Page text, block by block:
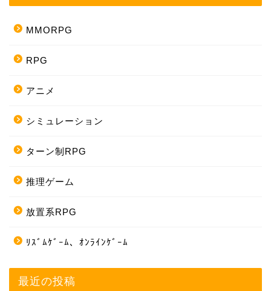
MMORPG
RPG
アニメ
シミュレーション
ターン制RPG
推理ゲーム
放置系RPG
ﾘｽﾞﾑｹﾞｰﾑ、ｵﾝﾗｲﾝｹﾞｰﾑ
最近の投稿